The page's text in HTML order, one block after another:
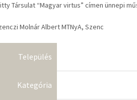
Társulat “Magyar virtus” címen ünnepi
Molnár Albert MTNyA, Szenc
Település
Kategória